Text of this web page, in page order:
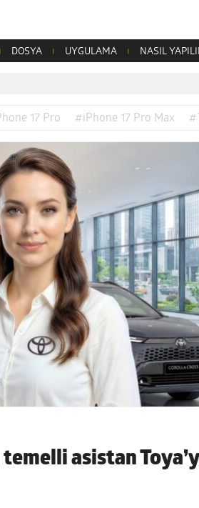
DOSYA UYGULAMA NASIL
17 Pro #iPhone 17 Pro Max
asistan